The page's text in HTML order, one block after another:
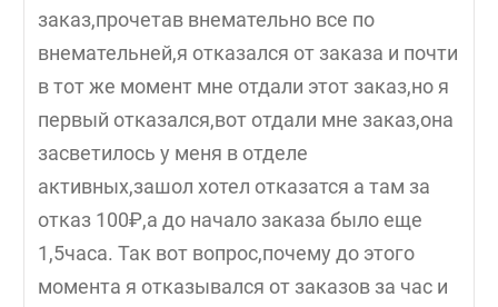
заказ,прочетав внемательно все по
внемательней,я отказался от заказа и почти
в тот же момент мне отдали этот заказ,но я
первый отказался,вот отдали мне заказ,она
засветилось у меня в отделе
активных,зашол хотел отказатся а там за
отказ 100₽,а до начало заказа было еще
1,5часа. Так вот вопрос,почему до этого
момента я отказывался от заказов за час и